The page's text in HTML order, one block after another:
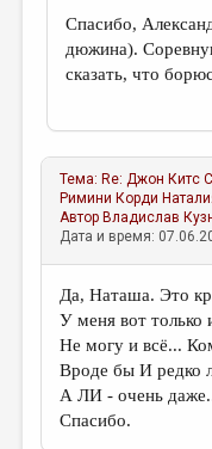
Спасибо,
дюжина).
сказать, что
Тема: Re: Джон Китс
Римини Корди
Автор Владислав
Дата и время:
Да, Наташа. Это
У меня вот только
Не могу и всё...
Вроде бы И редко
А ЛИ - очень
Спасибо.